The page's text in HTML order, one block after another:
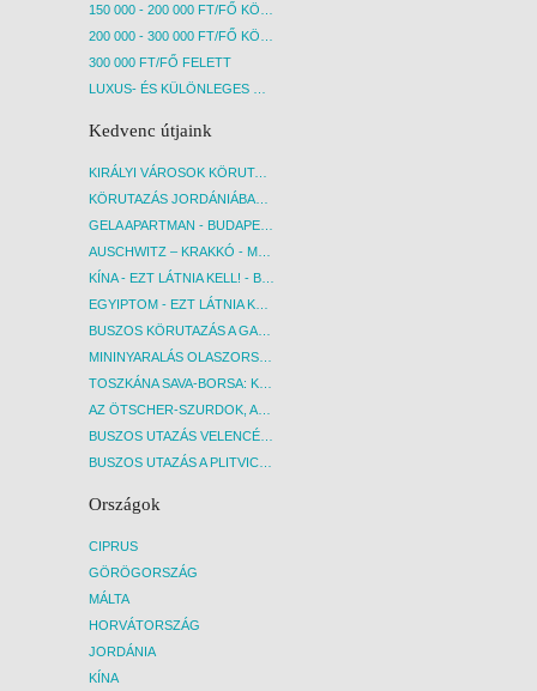
300 000 FT/FŐ FELETT
Kedvenc útjaink
KIRÁLYI VÁROSOK KÖRUTAZÁS KÖZVETLEN REPÜLŐJÁRATTAL - BUDAPEST, REPÜLŐ
Országok
CIPRUS
GÖRÖGORSZÁG
MÁLTA
HORVÁTORSZÁG
JORDÁNIA
KÍNA